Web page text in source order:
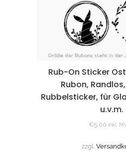
Rub-On Sticker
Rubon,
Rubbelsticker, für
u.v.m.
€5,00 inkl.
zzgl.